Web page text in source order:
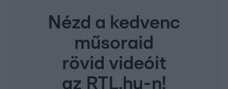
Nézd a kedvenc
műsoraid
rövid videóit
az RTL.hu-n!